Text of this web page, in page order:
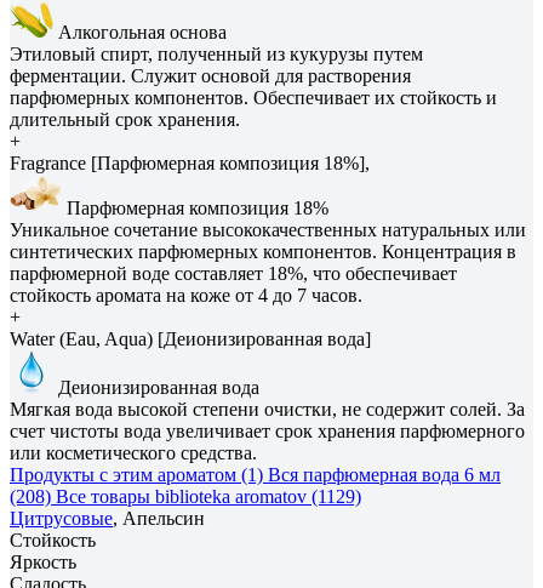
Алкогольная основа
Этиловый спирт, полученный из кукурузы путем
ферментации. Служит основой для растворения
парфюмерных компонентов. Обеспечивает их стойкость и
длительный срок хранения.
+
Fragrance [Парфюмерная композиция 18%],
Парфюмерная композиция 18%
Уникальное сочетание высококачественных натуральных или
синтетических парфюмерных компонентов. Концентрация в
парфюмерной воде составляет 18%, что обеспечивает
стойкость аромата на коже от 4 до 7 часов.
+
Water (Eau, Aqua) [Деионизированная вода]
Деионизированная вода
Мягкая вода высокой степени очистки, не содержит солей. За
счет чистоты вода увеличивает срок хранения парфюмерного
или косметического средства.
Продукты с этим ароматом (1) Вся парфюмерная вода 6 мл
(208) Все товары biblioteka aromatov (1129)
Цитрусовые, Апельсин
Стойкость
Яркость
Сладость